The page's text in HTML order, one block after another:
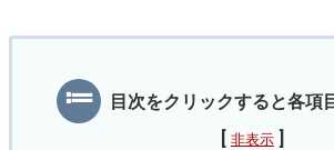
目次をクリックすると各項
[ 非表示 ]